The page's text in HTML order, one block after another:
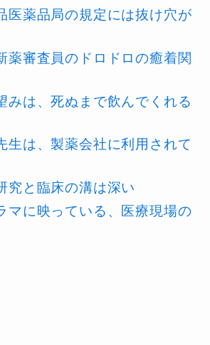
医薬品局の規定には抜け穴が
薬審査員のドロドロの癒着関
みは、死ぬまで飲んでくれる
生は、製薬会社に利用されて
究と臨床の溝は深い
マに映っている、医療現場の